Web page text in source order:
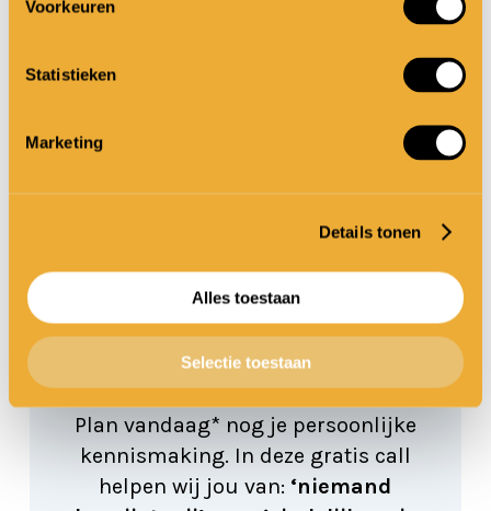
Voorkeuren
Statistieken
Marketing
Details tonen
Alles toestaan
Selectie toestaan
Beschikbare slots
Gratis ADD
date
Plan vandaag* nog je persoonlijke
kennismaking. In deze gratis call
helpen wij jou van: ‘niemand